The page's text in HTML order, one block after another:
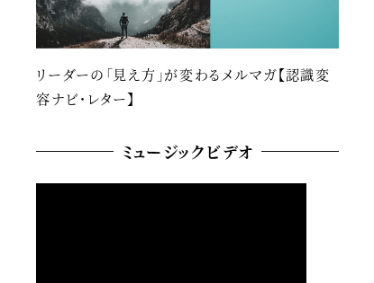
リーダーの「見え方」が変わるメルマガ【認識変
容ナビ・レター】
ミュージックビデオ